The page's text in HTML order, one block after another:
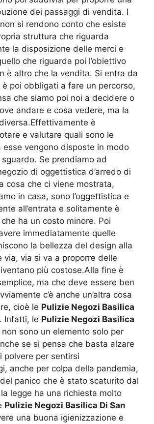
dei passaggi di vendita. I
si rendono conto che esiste
struttura che riguarda
la disposizione delle merci e
che riguarda poi l’obiettivo
è altro che la vendita. Si entra da
è poi obbligati a fare un percorso,
che siamo poi noi a decidere o
andare e cosa vedere, ma la
è
e valutare quali sono le
esse vengono disposte in modo
Se prendiamo ad
di oggettistica d’arredo di
cosa che ci viene mostrata,
in casa, sono l’oggettistica e
all’entrata e solitamente è
ha un costo minore. Poi
immediatamente quelle
la bellezza del design alla
via, via si va a proporre delle
più costose.Alla fine è
ma che deve essere ben
c’è anche un’altra cosa
cioè le Pulizie Negozi Basilica
. Infatti, le Pulizie Negozi Basilica
non sono un elemento solo per
se si pensa che basta alzare
polvere per sentirsi
anche per colpa della pandemia,
panico che è stato scaturito dal
legge ha una richiesta molto
Pulizie Negozi Basilica Di San
una buona igienizzazione e